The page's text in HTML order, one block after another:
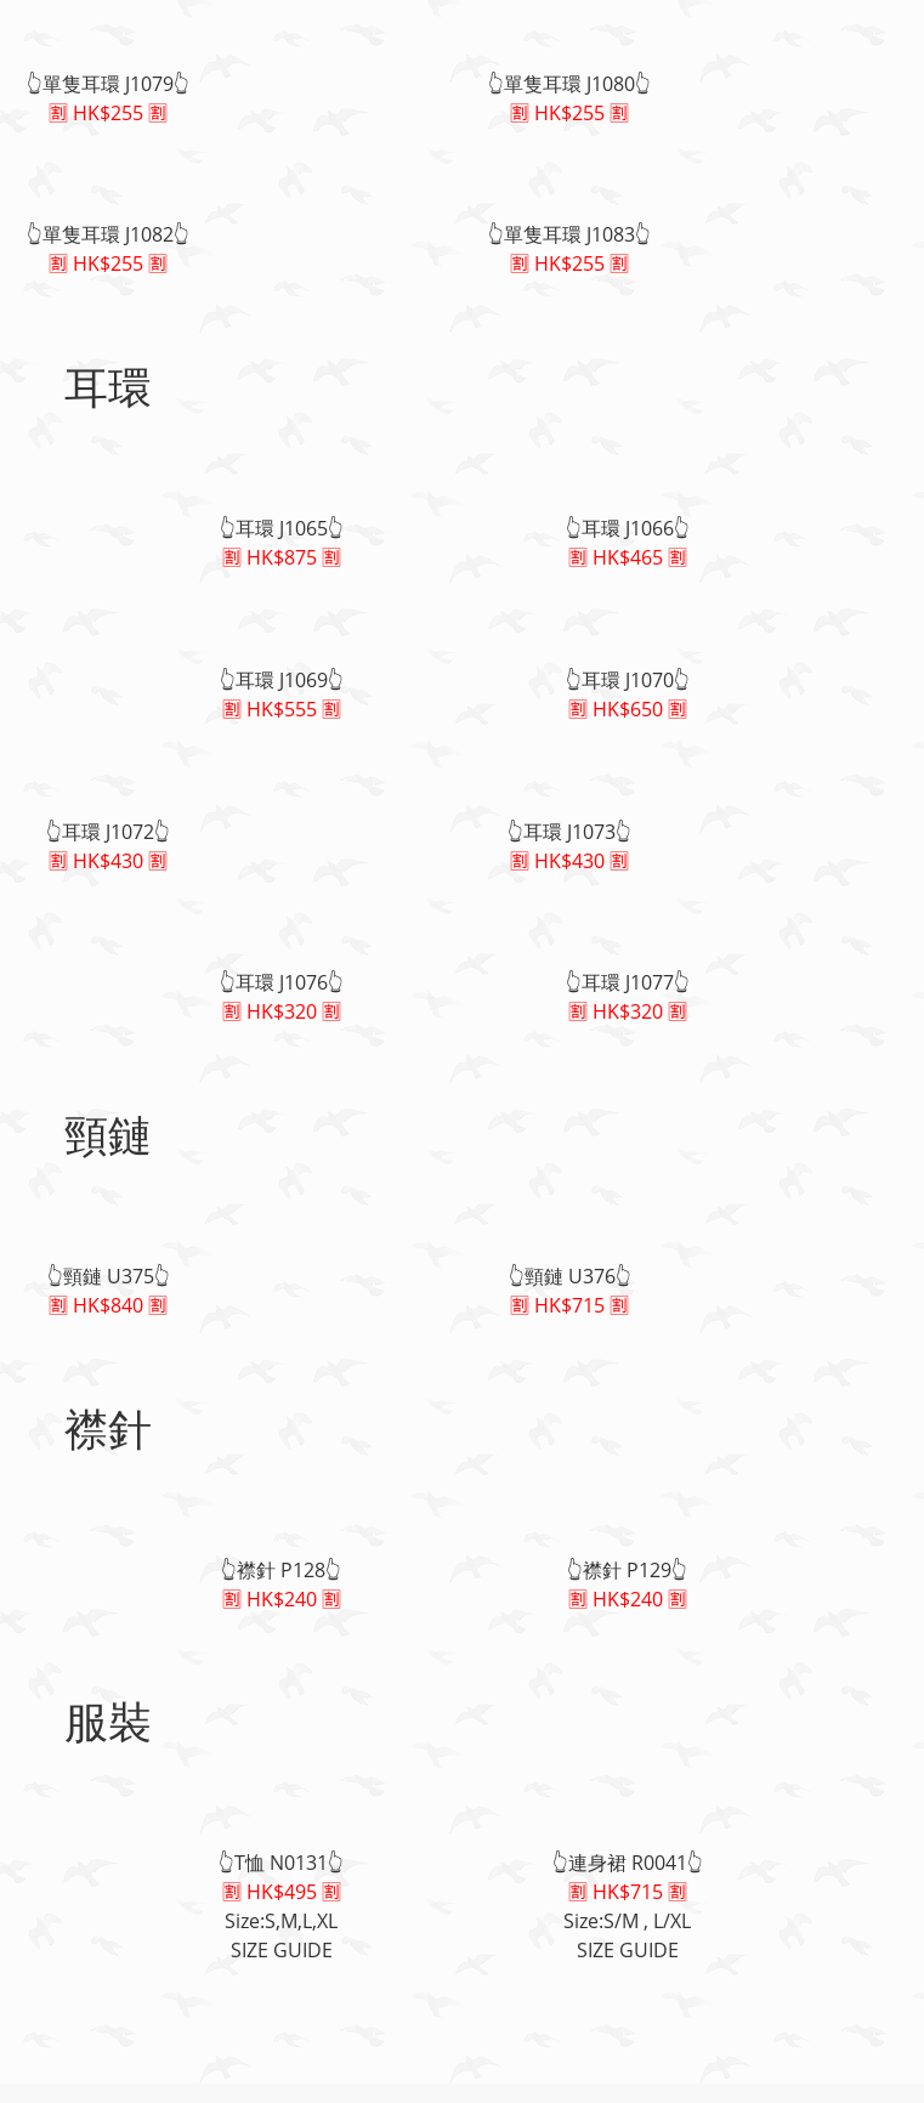
👆單隻耳環 J1079👆
🈹 HK$255 🈹
👆單隻耳環 J1080👆
🈹 HK$255 🈹
👆單隻耳環 J1082👆
🈹 HK$255 🈹
👆單隻耳環 J1083👆
🈹 HK$255 🈹
耳環
👆耳環 J1065👆
🈹 HK$875 🈹
👆耳環 J1066👆
🈹 HK$465 🈹
👆耳環 J1069👆
🈹 HK$555 🈹
👆耳環 J1070👆
🈹 HK$650 🈹
👆耳環 J1072👆
🈹 HK$430 🈹
👆耳環 J1073👆
🈹 HK$430 🈹
👆耳環 J1076👆
🈹 HK$320 🈹
👆耳環 J1077👆
🈹 HK$320 🈹
頸鏈
👆頸鏈 U375👆
🈹 HK$840 🈹
👆頸鏈 U376👆
🈹 HK$715 🈹
襟針
👆襟針 P128👆
🈹 HK$240 🈹
👆襟針 P129👆
🈹 HK$240 🈹
服裝
👆T恤 N0131👆
🈹 HK$495 🈹
Size:S,M,L,XL
SIZE GUIDE
👆連身裙 R0041👆
🈹 HK$715 🈹
Size:S/M , L/XL
SIZE GUIDE